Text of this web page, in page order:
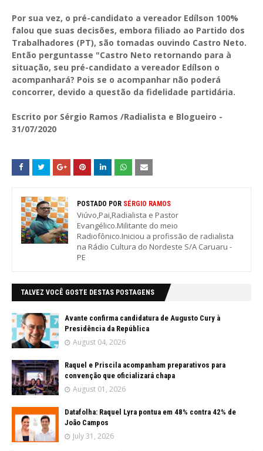
Por sua vez, o pré-candidato a vereador Edílson 100%
falou que suas decisões, embora filiado ao Partido dos
Trabalhadores (PT), são tomadas ouvindo Castro Neto.
Então perguntasse "Castro Neto retornando para à
situação, seu pré-candidato a vereador Edílson o
acompanhará? Pois se o acompanhar não poderá
concorrer, devido a questão da fidelidade partidária.
Escrito por Sérgio Ramos /Radialista e Blogueiro -
31/07/2020
POSTADO POR SÉRGIO RAMOS
Viúvo,Pai,Radialista e Pastor
Evangélico.Militante do meio
Radiofônico.Iniciou a profissão de radialista
na Rádio Cultura do Nordeste S/A Caruaru -
PE
TALVEZ VOCÊ GOSTE DESTAS POSTAGENS
Avante confirma candidatura de Augusto Cury à
Presidência da República
August 04, 2026
Raquel e Priscila acompanham preparativos para
convenção que oficializará chapa
August 01, 2026
Datafolha: Raquel Lyra pontua em 48% contra 42% de
João Campos
July 31, 2026